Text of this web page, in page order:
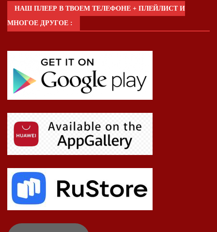
НАШ ПЛЕЕР В ТВОЕМ ТЕЛЕФОНЕ + ПЛЕЙЛИСТ И
МНОГОЕ ДРУГОЕ :